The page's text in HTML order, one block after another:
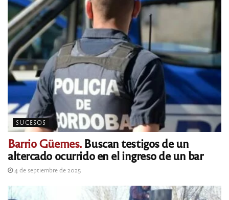
SUCESOS
Barrio Güemes.Buscan testigos de un
altercado ocurrido en el ingreso de un bar
4 de septiembre de 2025